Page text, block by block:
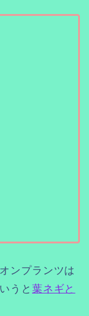
ンプランツは
うと 葉ネギと